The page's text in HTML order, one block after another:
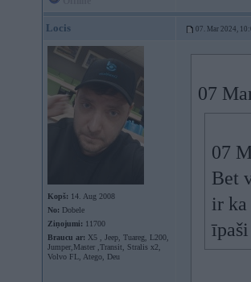
Locis 07. Mar 2024,
Kopš: 14. Aug 2008
No: Dobele
Ziņojumi: 11700
Braucu ar: X5 , Jeep, Tuareg, L200,
Jumper,Master ,Transit, Stralis x2,
Volvo FL, Atego, Deu
07
07
Bet
ir ka